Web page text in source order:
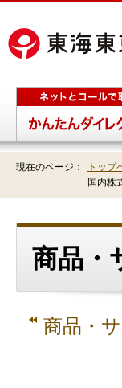
現在のページ： トップ
国内株
商品・
商品・